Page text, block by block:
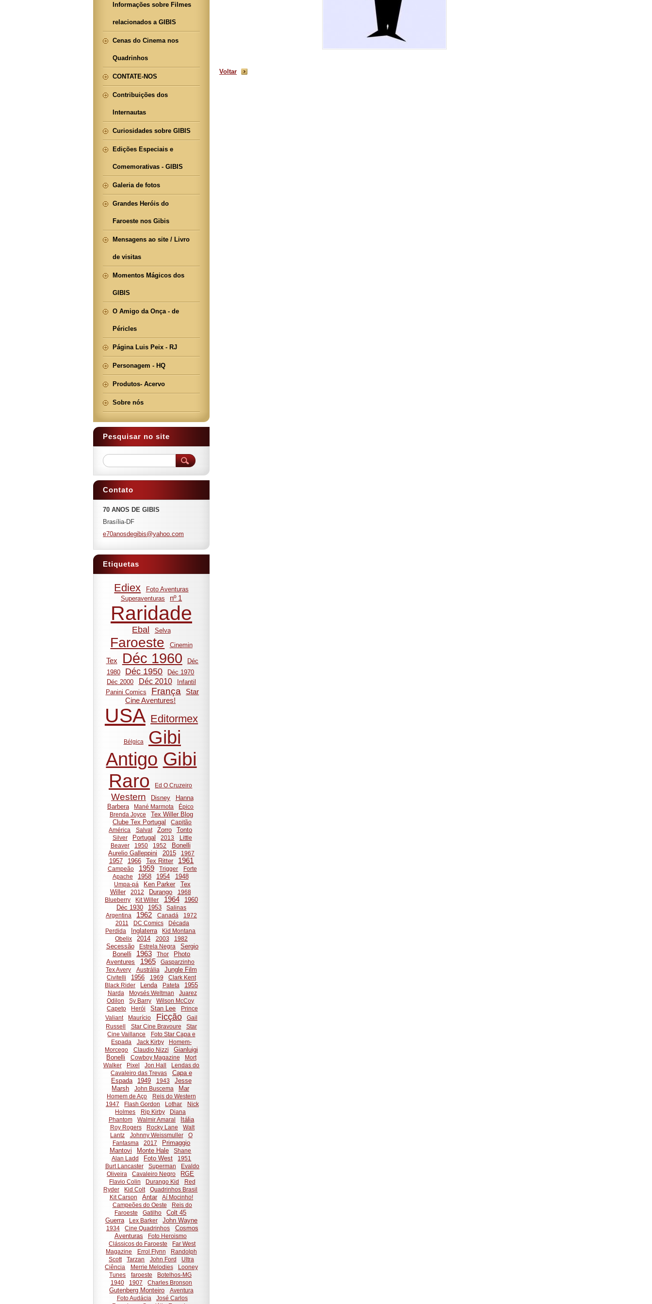
Voltar
Informações sobre Filmes
relacionados a GIBIS
Cenas do Cinema nos
Quadrinhos
CONTATE-NOS
Contribuições dos
Internautas
Curiosidades sobre GIBIS
Edições Especiais e
Comemorativas - GIBIS
Galeria de fotos
Grandes Heróis do
Faroeste nos Gibis
Mensagens ao site / Livro
de visitas
Momentos Mágicos dos
GIBIS
O Amigo da Onça - de
Péricles
Página Luis Peix - RJ
Personagem - HQ
Produtos- Acervo
Sobre nós
Pesquisar no site
Contato
70 ANOS DE GIBIS
Brasília-DF
e70anosdegibis@yahoo.com
Etiquetas
Ediex
Foto Aventuras
Superaventuras
nº 1
Raridade
Ebal Selva
Faroeste Cinemin
Tex Déc 1960
Déc
1980
Déc 1950
Déc 1970
Déc 2000
Déc 2010
Infantil
Panini Comics
França
Star
Cine Aventures!
USA Editormex
Bélgica
Gibi
Antigo Gibi
Raro
Ed O Cruzeiro
Western Disney
Hanna
Barbera
Mané Marmota
Épico
Brenda Joyce
Tex Willer Blog
Clube Tex Portugal
Capitão
América
Salvat Zorro Tonto
Silver Portugal 2013
Little
Beaver
1950 1952
Bonelli
Aurelio Galleppini
2015 1967
1957 1966 Tex Ritter 1961
Campeão 1959 Trigger
Forte
Apache
1958 1954 1948
Umpa-pá Ken Parker
Tex
Willer
2012 Durango
1968
Blueberry
Kit Willer 1964
1960
Déc 1930
1953
Salinas
Argentina
1962 Canadá
1972
2011
DC Comics
Década
Perdida
Inglaterra
Kid Montana
Obelix
2014 2003 1982
Secessão Estrela Negra
Sergio
Bonelli
1963 Thor
Photo
Aventures
1965
Gasparzinho
Tex Avery
Austrália Jungle Film
Civitelli 1956 1969
Clark Kent
Black Rider
Lenda Pateta 1955
Narda Moysés Weltman
Juarez
Odilon
Sy Barry
Wilson McCoy
Capeto
Herói Stan Lee
Prince
Valiant
Maurício Ficção
Gail
Russell
Star Cine Bravoure
Star
Cine Vaillance
Foto Star Capa e
Espada
Jack Kirby
Homem-
Morcego
Claudio Nizzi
Gianluigi
Bonelli
Cowboy Magazine
Mort
Walker
Pixel Jon Hall
Lendas do
Cavaleiro das Trevas
Capa e
Espada
1949 1943
Jesse
Marsh
John Buscema Mar
Homem de Aço
Reis do Western
1947
Flash Gordon Lothar
Nick
Holmes
Rip Kirby
Diana
Phantom
Walmir Amaral Itália
Roy Rogers Rocky Lane
Walt
Lantz
Johnny Weissmuller
O
Fantasma
2017
Primaggio
Mantovi
Monte Hale
Shane
Alan Ladd
Foto West
1951
Burt Lancaster
Superman
Evaldo
Oliveira
Cavaleiro Negro RGE
Flavio Colin Durango Kid
Red
Ryder
Kid Colt
Quadrinhos Brasil
Kit Carson
Antar
Aí Mocinho!
Campeões do Oeste
Reis do
Faroeste
Gatilho
Colt 45
Guerra
Lex Barker John Wayne
1934 Cine Quadrinhos
Cosmos
Aventuras
Foto Heroismo
Clássicos do Faroeste
Far West
Magazine
Errol Flynn
Randolph
Scott
Tarzan John Ford
Ultra
Ciência
Merrie Melodies
Looney
Tunes
faroeste
Botelhos-MG
1940
1907 Charles Bronson
Gutenberg Monteiro
Aventura
Foto Audácia
José Carlos